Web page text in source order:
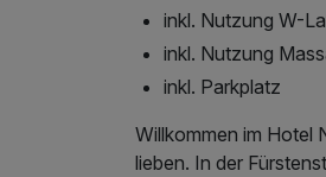
inkl. Nutzung W-
inkl. Nutzung
inkl. Parkplatz
Willkommen im Hotel
lieben. In der